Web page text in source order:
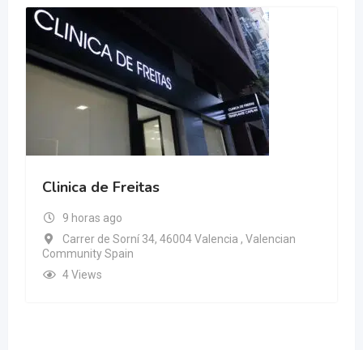
Clinica de Freitas
9 horas ago
Carrer de Sorní 34, 46004 Valencia , Valencian
Community Spain
4 Views